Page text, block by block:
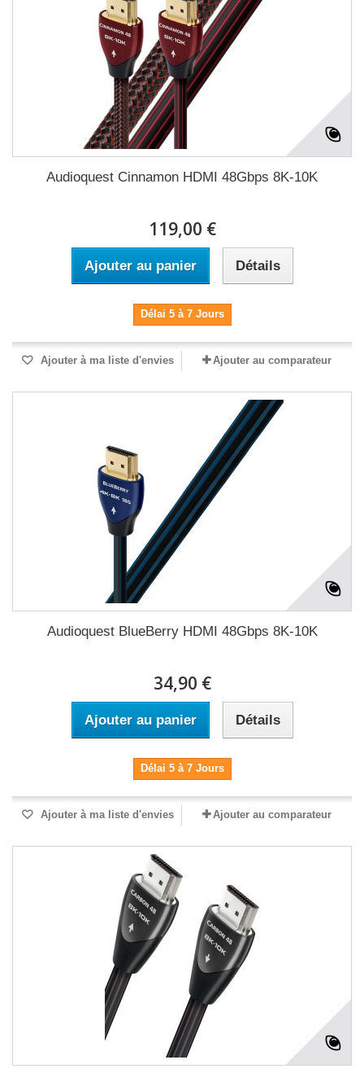
Audioquest Cinnamon HDMI 48Gbps 8K-10K
119,00 €
Ajouter au panier Détails
Délai 5 à 7 Jours
Ajouter à ma liste d'envies Ajouter au comparateur
Audioquest BlueBerry HDMI 48Gbps 8K-10K
34,90 €
Ajouter au panier Détails
Délai 5 à 7 Jours
Ajouter à ma liste d'envies Ajouter au comparateur